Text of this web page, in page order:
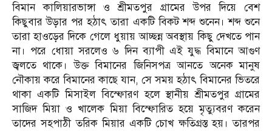
বিমান কালিয়ারভাঙ্গা ও শ্রীমতপুর গ্রামের উপর দিয়ে বেশ
কিছুবার উড়ার পর হঠাৎ তারা একটি বিকট শব্দ শুনেন। শব্দ শুনে
তারা হাওড়ের দিকে গেলে ধুয়ায় আচ্ছন্ন অবস্থায় কিছু দেখতে পান
না। পরে ধোয়া সরলেও ৬ দিন ব্যাপী এই যুদ্ধ বিমানে আগুণ
জ্বলতে থাকে। উক্ত বিমানের জিনিসপত্র আনতে অনেক মানুষ
নৌকায় করে বিমানের কাছে যান, সে সময় হঠাৎ বিমানের ভিতরে
থাকা একটি মিসাইল বিস্ফোরণ হলে স্থানীয় শ্রীমতপুর গ্রামের
সাজিদ মিয়া ও খালেক মিয়া বিস্ফোরিত হয়ে মৃত্যুবরণ করেন
তাদের সহপাঠী তরিক মিয়ার একটি চোখ ক্ষতিগ্রস্ত হয়। তারপর